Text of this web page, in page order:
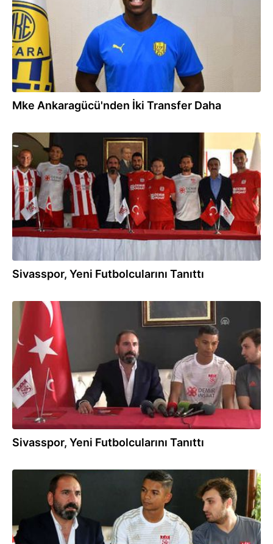
Mke Ankaragücü'nden İki Transfer Daha
10.08.2018
Sivasspor, Yeni Futbolcularını Tanıttı
09.08.2018
Sivasspor, Yeni Futbolcularını Tanıttı
09.08.2018